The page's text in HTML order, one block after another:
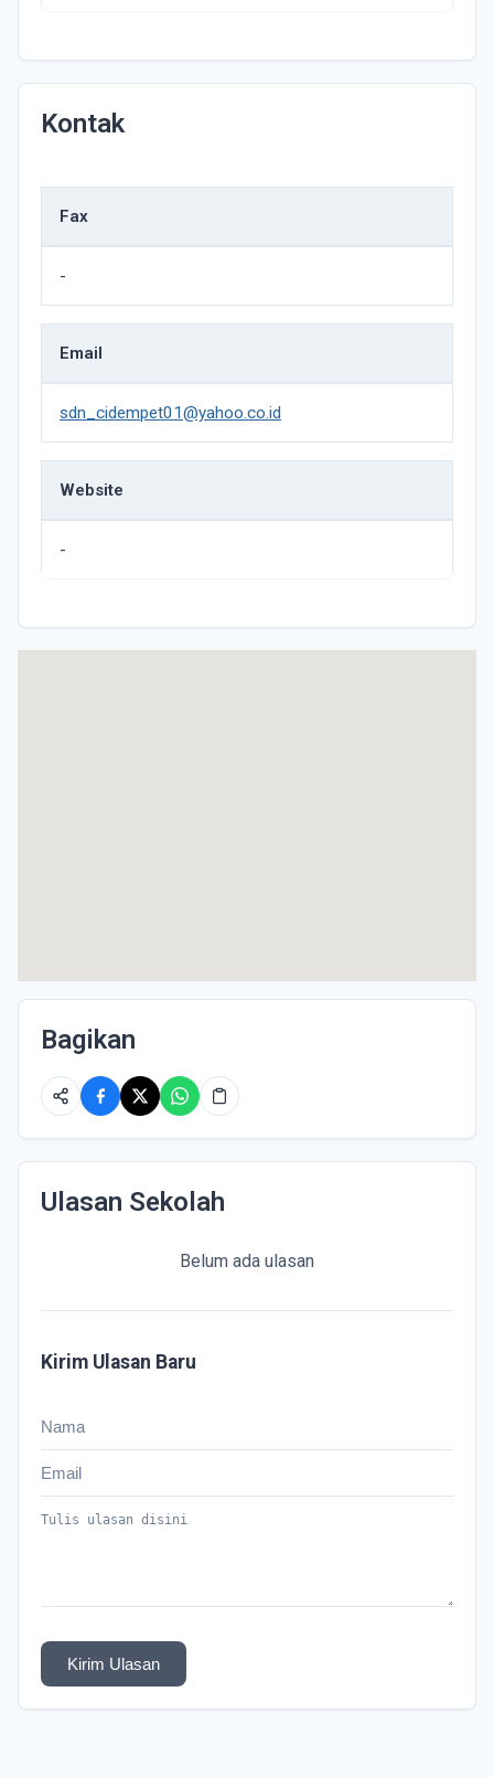
Kontak
Fax
-
Email
sdn_cidempet01@yahoo.co.id
Website
-
Bagikan
Ulasan Sekolah
Belum ada ulasan
Kirim Ulasan Baru
Kirim Ulasan